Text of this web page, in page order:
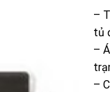
–
tủ
–
–